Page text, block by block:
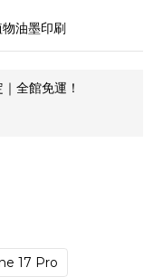
油墨印刷
全館免運！
17 Pro